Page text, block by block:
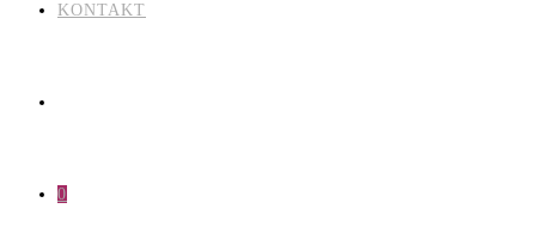
KONTAKT
0